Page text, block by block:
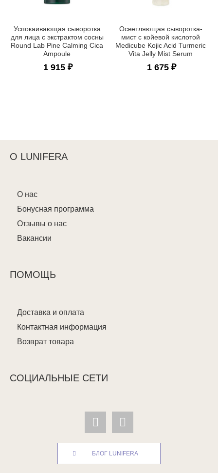
Успокаивающая сыворотка
для лица с экстрактом сосны
Round Lab Pine Calming Cica
Ampoule
1 915 ₽
Осветляющая сыворотка-
мист с койевой кислотой
Medicube Kojic Acid Turmeric
Vita Jelly Mist Serum
1 675 ₽
О LUNIFERA
О нас
Бонусная программа
Отзывы о нас
Вакансии
ПОМОЩЬ
Доставка и оплата
Контактная информация
Возврат товара
СОЦИАЛЬНЫЕ СЕТИ
БЛОГ LUNIFERA